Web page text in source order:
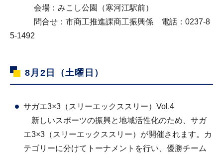
会場：みこし公園（寒河江駅前）
問合せ：市商工推進課商工振興係 電話：0237-8
5-1492
8月2日（土曜日）
サガエ3×3（スリーエックススリー）Vol.4
新しいスポーツの振興と地域活性化のため、サガ
エ3×3（スリーエックススリー）が開催されます。カ
テゴリーに分けてトーナメントを行い、優勝チーム